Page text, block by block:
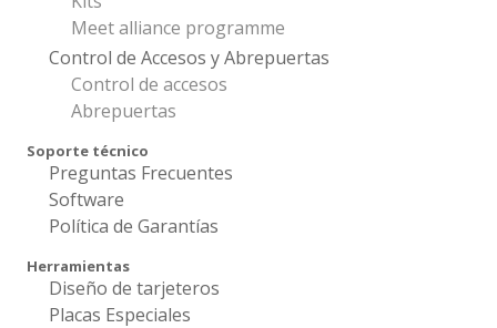
Meet alliance programme
Control de Accesos y Abrepuertas
Control de accesos
Abrepuertas
Soporte técnico
Preguntas Frecuentes
Software
Política de Garantías
Herramientas
Diseño de tarjeteros
Placas Especiales